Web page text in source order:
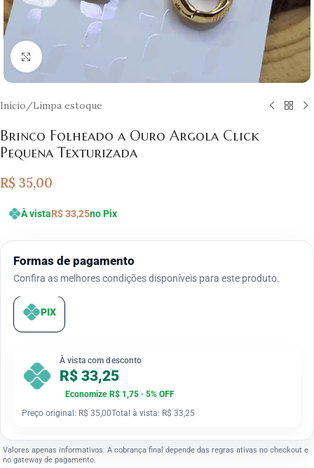
Clique para ampliar
Início/Limpa estoque
Brinco Folheado a Ouro Argola Click
Pequena Texturizada
R$ 35,00
À vistaR$33,25no Pix
Formas de pagamento
Confira as melhores condições disponíveis para este produto.
PIX
À vista com desconto
R$ 33,25
Economize R$ 1,75 · 5% OFF
Preço original: R$ 35,00Total à vista: R$ 33,25
Valores apenas informativos. A cobrança final depende das regras ativas no checkout e
no gateway de pagamento.